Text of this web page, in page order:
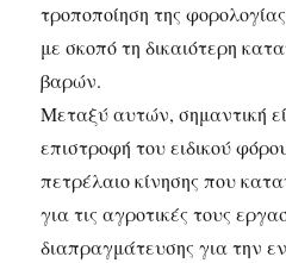
τροποποίηση της
με σκοπό τη δικαιότερη
βαρών.
Μεταξύ αυτών, σημαντική
επιστροφή του ειδικού
πετρέλαιο κίνησης που
για τις αγροτικές τους
διαπραγμάτευσης για την